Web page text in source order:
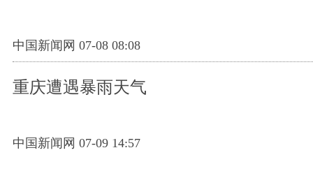
中国新闻网 07-08 08:08
重庆遭遇暴雨天气
中国新闻网 07-09 14:57